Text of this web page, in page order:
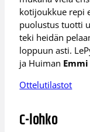
kotijoukkue repi
puolustus tuotti
teki heidän
loppuun asti.
ja Huiman
Ottelutilastot
C-lohko